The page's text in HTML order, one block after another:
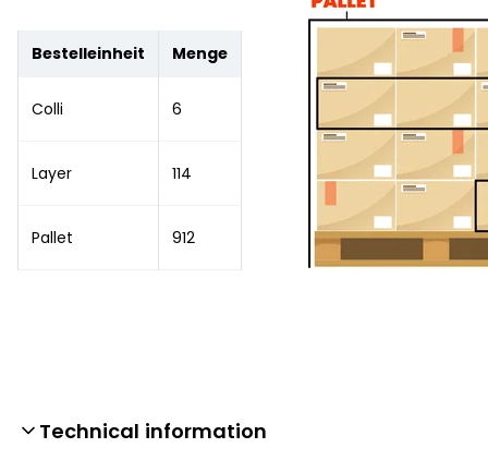
Bestelleinheit Menge
Colli 6
Layer 114
Pallet 912
Technical information